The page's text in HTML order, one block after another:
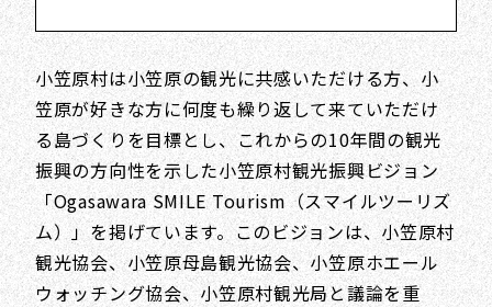
小笠原村は小笠原の観光に共感いただける方、小
笠原が好きな方に何度も繰り返して来ていただけ
る島づくりを目標とし、これからの10年間の観光
振興の方向性を示した小笠原村観光振興ビジョン
「Ogasawara SMILE Tourism（スマイルツーリズ
ム）」を掲げています。このビジョンは、小笠原村
観光協会、小笠原母島観光協会、小笠原ホエール
ウォッチング協会、小笠原村観光局と議論を重